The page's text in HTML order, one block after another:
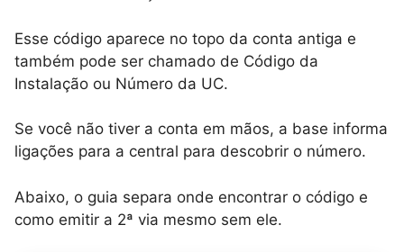
Esse código aparece no topo da conta antiga e
também pode ser chamado de Código da
Instalação ou Número da UC.
Se você não tiver a conta em mãos, a base informa
ligações para a central para descobrir o número.
Abaixo, o guia separa onde encontrar o código e
como emitir a 2ª via mesmo sem ele.